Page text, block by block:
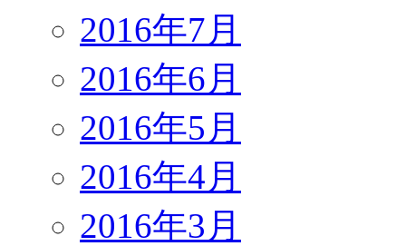
2016年7月
2016年6月
2016年5月
2016年4月
2016年3月